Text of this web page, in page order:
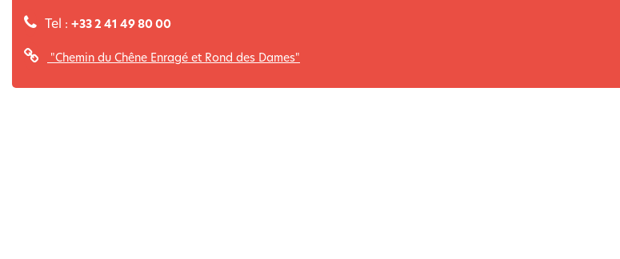
Tel : +33 2 41 49 80 00
"Chemin du Chêne Enragé et Rond des Dames"